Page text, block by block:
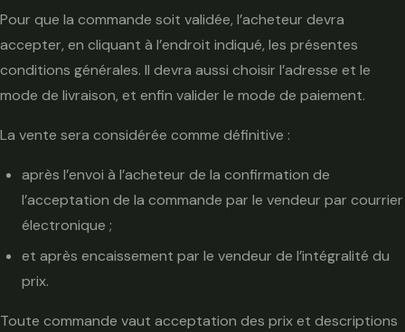
Pour que la commande soit validée, l’acheteur devra
accepter, en cliquant à l’endroit indiqué, les présentes
conditions générales. Il devra aussi choisir l’adresse et le
mode de livraison, et enfin valider le mode de paiement.
La vente sera considérée comme définitive :
après l’envoi à l’acheteur de la confirmation de
l’acceptation de la commande par le vendeur par courrier
électronique ;
et après encaissement par le vendeur de l’intégralité du
prix.
Toute commande vaut acceptation des prix et descriptions